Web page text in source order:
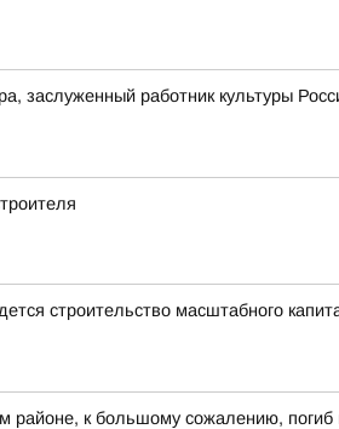
заслуженный работник культуры
строительство масштабного
районе, к большому сожалению, погиб